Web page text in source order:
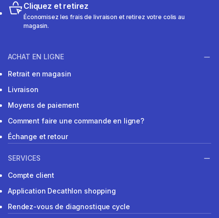
Cliquez et retirez
Économisez les frais de livraison et retirez votre colis au
magasin.
ACHAT EN LIGNE
Retrait en magasin
Livraison
Moyens de paiement
Comment faire une commande en ligne?
Échange et retour
SERVICES
Compte client
Application Decathlon shopping
Rendez-vous de diagnostique cycle